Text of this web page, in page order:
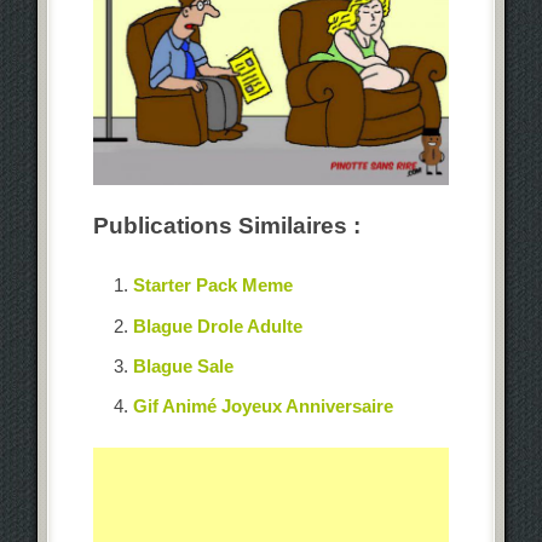
Publications Similaires :
Starter Pack Meme
Blague Drole Adulte
Blague Sale
Gif Animé Joyeux Anniversaire